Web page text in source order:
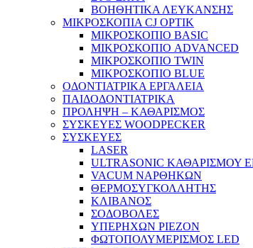
ΒΟΗΘΗΤΙΚΑ ΛΕΥΚΑΝΣΗΣ
ΜΙΚΡΟΣΚΟΠΙΑ CJ OPTIK
ΜΙΚΡΟΣΚΟΠΙΟ BASIC
ΜΙΚΡΟΣΚΟΠΙΟ ADVANCED
ΜΙΚΡΟΣΚΟΠΙΟ TWIN
ΜΙΚΡΟΣΚΟΠΙΟ BLUE
ΟΔΟΝΤΙΑΤΡΙΚΑ ΕΡΓΑΛΕΙΑ
ΠΑΙΔΟΔΟΝΤΙΑΤΡΙΚΑ
ΠΡΟΛΗΨΗ – ΚΑΘΑΡΙΣΜΟΣ
ΣΥΣΚΕΥΕΣ WOODPECKER
ΣΥΣΚΕΥΕΣ
LASER
ULTRASONIC ΚΑΘΑΡΙΣΜΟΥ
VACUM ΝΑΡΘΗΚΩΝ
ΘΕΡΜΟΣΥΓΚΟΛΛΗΤΗΣ
ΚΛΙΒΑΝΟΣ
ΣΟΔΟΒΟΛΕΣ
ΥΠΕΡΗΧΩΝ PIEZON
ΦΩΤΟΠΟΛΥΜΕΡΙΣΜΟΣ LED